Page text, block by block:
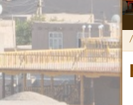
/